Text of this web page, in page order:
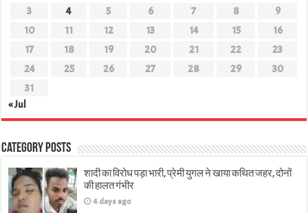
3
4 5 6 7 8
9
10
11 12 13 14 15
16
17
18 19 20 21 22
23
24
25 26 27 28 29
30
31
« Jul
Category Posts
शादी का विरोध पड़ा भारी, प्रेमी युगल ने खाया कथित जहर, दोनों
की हालत गंभीर
4 days ago